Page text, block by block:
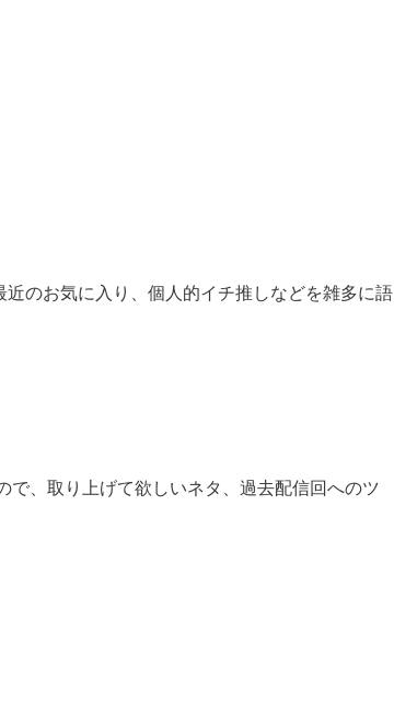
のお気に入り、個人的イチ推しなどを雑多に語
、取り上げて欲しいネタ、過去配信回へのツ